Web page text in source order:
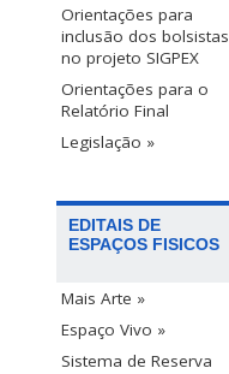
Orientações para
inclusão dos bolsistas
no projeto SIGPEX
Orientações para o
Relatório Final
Legislação »
EDITAIS DE
ESPAÇOS FISICOS
Mais Arte »
Espaço Vivo »
Sistema de Reserva